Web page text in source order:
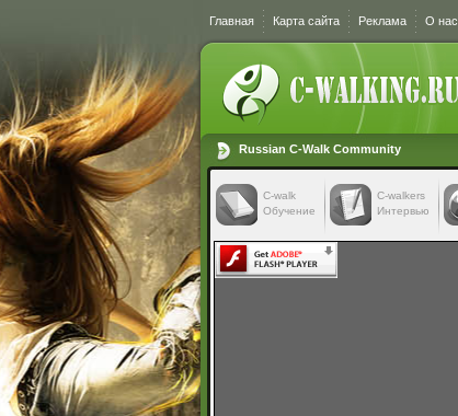
Главная Карта сайта Реклама О нас
Russian C-Walk Community
C-walk
Обучение
C-walkers
Интервью